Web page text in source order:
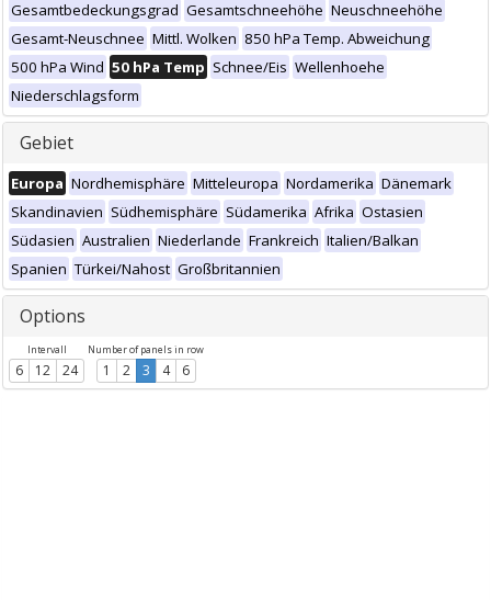
Gesamtbedeckungsgrad Gesamtschneehöhe Neuschneehöhe
Gesamt-Neuschnee Mittl. Wolken 850 hPa Temp. Abweichung
500 hPa Wind 50 hPa Temp Schnee/Eis Wellenhoehe
Niederschlagsform
Gebiet
Europa Nordhemisphäre Mitteleuropa Nordamerika Dänemark
Skandinavien Südhemisphäre Südamerika Afrika Ostasien
Südasien Australien Niederlande Frankreich Italien/Balkan
Spanien Türkei/Nahost Großbritannien
Options
Intervall
6 12 24
Number of panels in row
1 2 3 4 6